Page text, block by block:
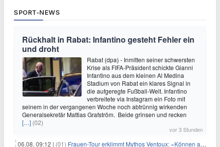
SPORT-NEWS
Rückhalt in Rabat: Infantino gesteht Fehler ein
und droht
Rabat (dpa) - Inmitten seiner schwersten
Krise als FIFA-Präsident schickte Gianni
Infantino aus dem kleinen Al Medina
Stadium von Rabat ein klares Signal in
die aufgeregte Fußball-Welt. Infantino
verbreitete via Instagram ein Foto mit
seinem in der vergangenen Woche noch abtrünnig wirkenden
Generalsekretär Mattias Grafström. Beide grinsen und recken
[…] (02)
vor 3 Stunden
06.08. 09:12 | (01) Frauen-Tour erklimmt Mythos Ventoux: «Können alles schaffen»